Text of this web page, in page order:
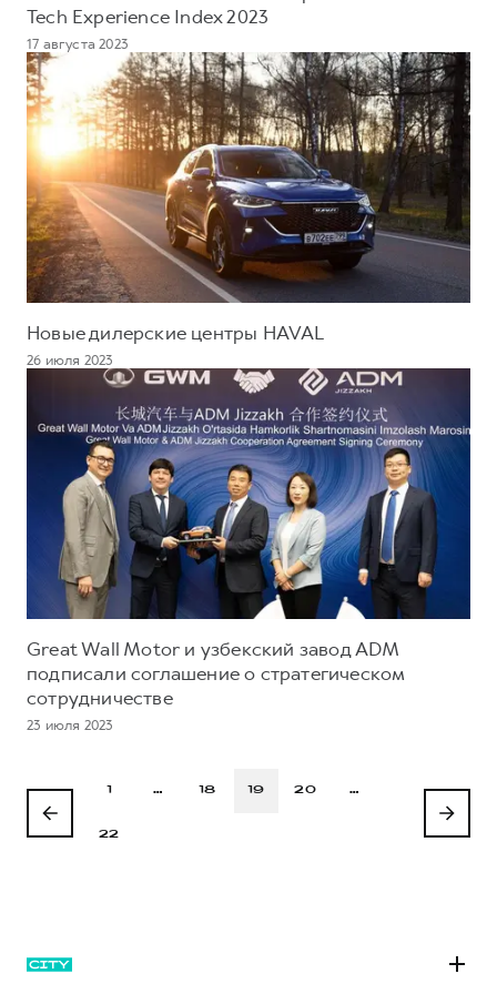
Tech Experience Index 2023
17 августа 2023
Новые дилерские центры HAVAL
26 июля 2023
Great Wall Motor и узбекский завод ADM
подписали соглашение о стратегическом
сотрудничестве
23 июля 2023
1 … 18 19 20 …
22